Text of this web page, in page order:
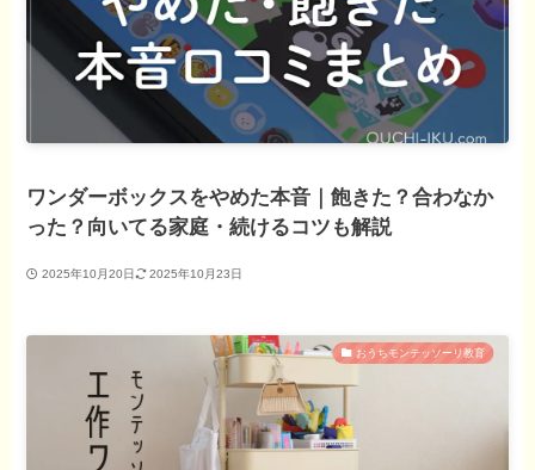
ワンダーボックスをやめた本音｜飽きた？合わなか
った？向いてる家庭・続けるコツも解説
2025年10月20日 2025年10月23日
おうちモンテッソーリ教育